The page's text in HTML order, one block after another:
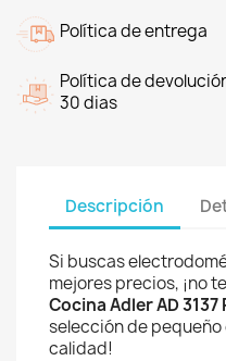
Política de entrega
Política de
30 dias
Descripción
Si buscas
mejores precios, ¡no
Cocina Adler AD
selección de
calidad!